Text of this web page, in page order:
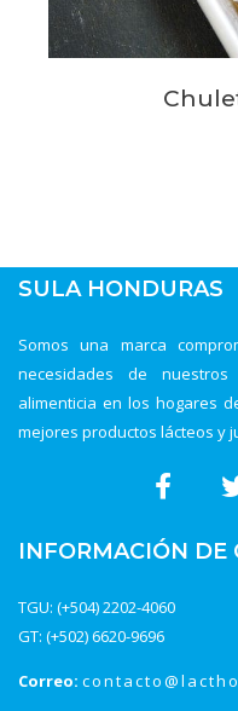
SULA HONDURAS
Somos una marca
necesidades de nuestros
alimenticia en los hogares
mejores productos lácteos y
INFORMACIÓN DE
TGU: (+504) 2202-4060
GT: (+502) 6620-9696
Correo: